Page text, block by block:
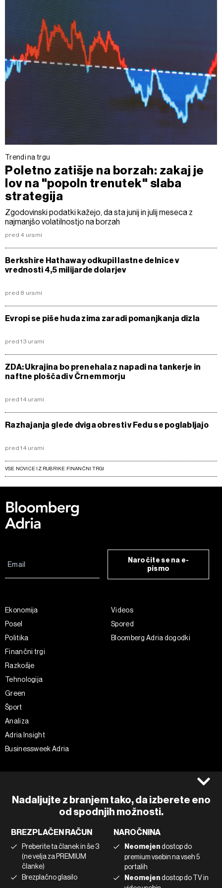
Trendi na trgu
Poletno zatišje na borzah: zakaj je
lov na "popoln trenutek" slaba
strategija
Zgodovinski podatki kažejo, da sta junij in julij meseca z
najmanjšo volatilnostjo na borzah
pred 4 urami
Berkshire Hathaway odkupil lastne delnice v
vrednosti 4,5 milijarde dolarjev
pred 8 urami
Evropi se piše huda zima zaradi pomanjkanja dizla
pred 13 urami
ZDA: Ukrajina bo prenehala z napadi na tankerje in
naftne ploščadi v Črnem morju
pred 14 urami
Razhajanja glede dviga obresti v Fedu se poglabljajo
pred 14 urami
VSE NOVICE IZ RUBRIKE FINANČNI TRGI
Nadaljujte z branjem tako, da izberete eno
od spodnjih možnosti.
BREZPLAČEN RAČUN
Preberite ta članek in še 3
(ne velja za PREMIUM
članke)
Brezplačno glasilo
NAROČNINA
Neomejendostop do
premium vsebin na vseh 5
portalih
Neomejendostop do TV in
Naročite se na e-
pismo
Ekonomija
Posel
Politika
Finančni trgi
Razkošje
Tehnologija
Green
Šport
Analiza
Adria Insight
Businessweek Adria
Videos
Spored
Bloomberg Adria dogodki
Piškotki
Marketing
Uporaba umetne inteligence
Instagram
Linkedin
Tiktok
©2022 - 2026 Bloomberg L.P. All Rights Reserved. BLOOMBERG and